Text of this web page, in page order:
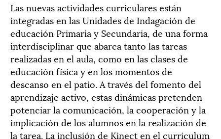
Las nuevas actividades curriculares están
integradas en las Unidades de Indagación de
educación Primaria y Secundaria, de una forma
interdisciplinar que abarca tanto las tareas
realizadas en el aula, como en las clases de
educación física y en los momentos de
descanso en el patio. A través del fomento del
aprendizaje activo, estas dinámicas pretenden
potenciar la comunicación, la cooperación y la
implicación de los alumnos en la realización de
la tarea. La inclusión de Kinect en el curriculum